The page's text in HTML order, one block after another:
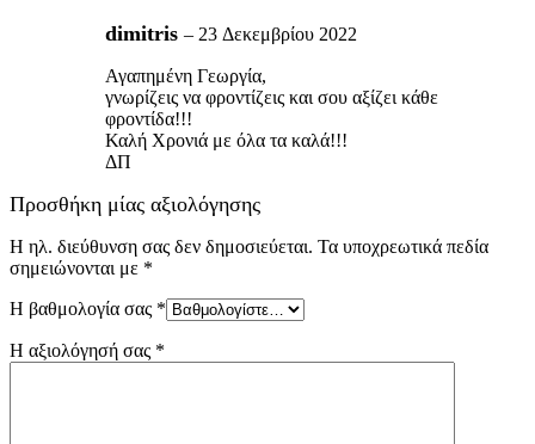
dimitris – 23 Δεκεμβρίου 2022
Αγαπημένη Γεωργία,
γνωρίζεις να φροντίζεις και σου αξίζει κάθε
φροντίδα!!!
Καλή Χρονιά με όλα τα καλά!!!
ΔΠ
Προσθήκη μίας αξιολόγησης
Η ηλ. διεύθυνση σας δεν δημοσιεύεται. Τα υποχρεωτικά πεδία
σημειώνονται με *
Η βαθμολογία σας *
Η αξιολόγησή σας *